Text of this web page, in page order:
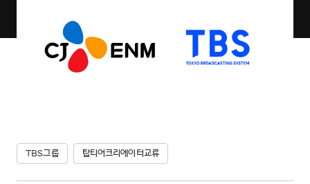
TBS그룹 탑티어크리에이터교류